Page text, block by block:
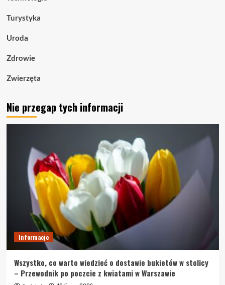
Turystyka
Uroda
Zdrowie
Zwierzęta
Nie przegap tych informacji
Informacje
Wszystko, co warto wiedzieć o dostawie bukietów w stolicy
– Przewodnik po poczcie z kwiatami w Warszawie